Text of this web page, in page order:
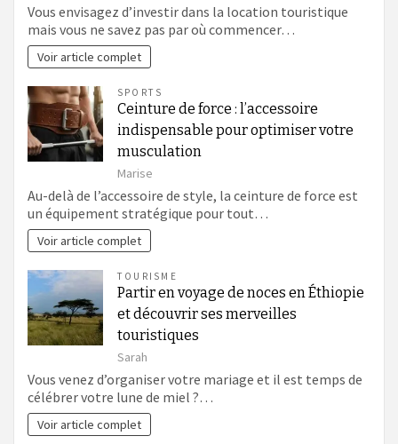
Vous envisagez d’investir dans la location touristique
mais vous ne savez pas par où commencer…
Voir article complet
SPORTS
Ceinture de force : l’accessoire
indispensable pour optimiser votre
musculation
Marise
Au-delà de l’accessoire de style, la ceinture de force est
un équipement stratégique pour tout…
Voir article complet
TOURISME
Partir en voyage de noces en Éthiopie
et découvrir ses merveilles
touristiques
Sarah
Vous venez d’organiser votre mariage et il est temps de
célébrer votre lune de miel ?…
Voir article complet